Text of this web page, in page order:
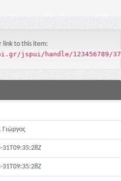
link to this item:
jspui/handle/123456789/
31T09:35:28Z
31T09:35:28Z